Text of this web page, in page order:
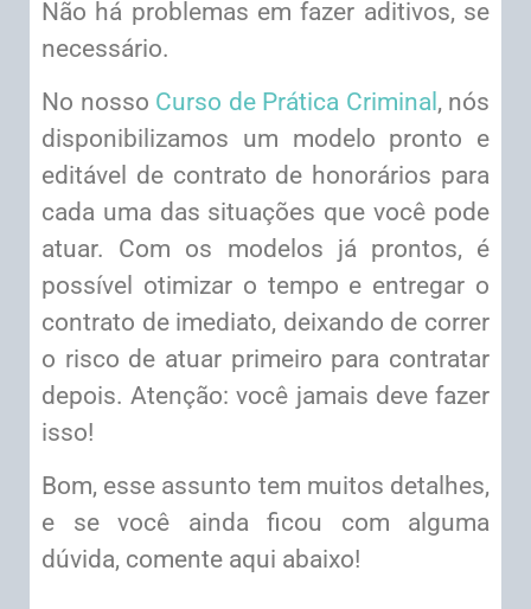
Não há problemas em fazer aditivos, se
necessário.
No nosso Curso de Prática Criminal , nós
disponibilizamos um modelo pronto e
editável de contrato de honorários para
cada uma das situações que você pode
atuar. Com os modelos já prontos, é
possível otimizar o tempo e entregar o
contrato de imediato, deixando de correr
o risco de atuar primeiro para contratar
depois. Atenção: você jamais deve fazer
isso!
Bom, esse assunto tem muitos detalhes,
e se você ainda ficou com alguma
dúvida, comente aqui abaixo!